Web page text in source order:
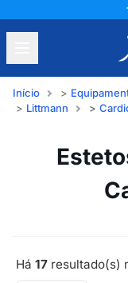
Início
Littmann
Há 17 resultado(s)